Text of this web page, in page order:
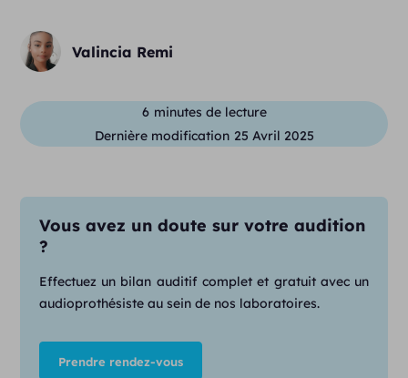
Valincia Remi
6 minutes de lecture
Dernière modification 25 Avril 2025
Vous avez un doute sur votre audition
?
Effectuez un bilan auditif complet et gratuit avec un
audioprothésiste au sein de nos laboratoires.
Prendre rendez-vous